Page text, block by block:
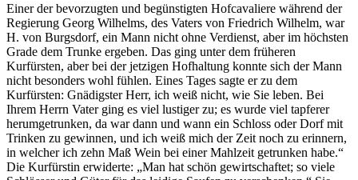
Einer der bevorzugten und begünstigten Hofcavaliere während der
Regierung Georg Wilhelms, des Vaters von Friedrich Wilhelm, war
H. von Burgsdorf, ein Mann nicht ohne Verdienst, aber im höchsten
Grade dem Trunke ergeben. Das ging unter dem früheren
Kurfürsten, aber bei der jetzigen Hofhaltung konnte sich der Mann
nicht besonders wohl fühlen. Eines Tages sagte er zu dem
Kurfürsten: Gnädigster Herr, ich weiß nicht, wie Sie leben. Bei
Ihrem Herrn Vater ging es viel lustiger zu; es wurde viel tapferer
herumgetrunken, da war dann und wann ein Schloss oder Dorf mit
Trinken zu gewinnen, und ich weiß mich der Zeit noch zu erinnern,
in welcher ich zehn Maß Wein bei einer Mahlzeit getrunken habe.“
Die Kurfürstin erwiderte: „Man hat schön gewirtschaftet; so viele